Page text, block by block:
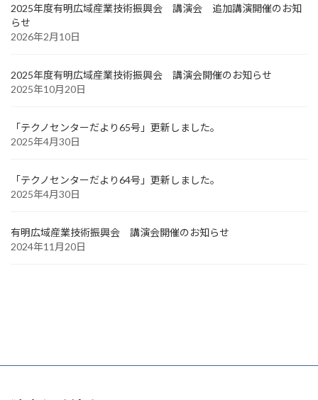
2025年度有明広域産業技術振興会 講演会 追加講演開催のお知
らせ
2026年2月10日
2025年度有明広域産業技術振興会 講演会開催のお知らせ
2025年10月20日
「テクノセンターだより65号」更新しました。
2025年4月30日
「テクノセンターだより64号」更新しました。
2025年4月30日
有明広域産業技術振興会 講演会開催のお知らせ
2024年11月20日